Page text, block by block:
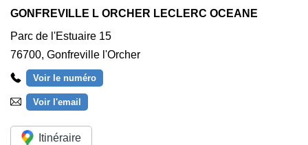
GONFREVILLE L ORCHER LECLERC OCEANE
Parc de l'Estuaire 15
76700, Gonfreville l'Orcher
Voir le numéro
Voir l'email
Itinéraire